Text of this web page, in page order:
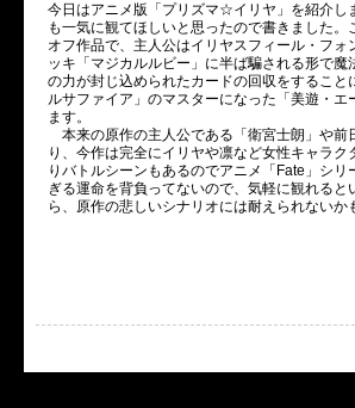
今日はアニメ版「プリズマ☆イリヤ」を紹介し
も一気に観てほしいと思ったので書きました
オフ作品で、主人公はイリヤスフィール・フ
ッキ「マジカルルビー」に半ば騙される形で
の力が封じ込められたカードの回収をするこ
ルサファイア」のマスターになった「美遊・
ます。
本来の原作の主人公である「衛宮士朗」や前
り、今作は完全にイリヤや凛など女性キャラ
りバトルシーンもあるのでアニメ「Fate」シ
ぎる運命を背負ってないので、気軽に観れる
ら、原作の悲しいシナリオには耐えられないか